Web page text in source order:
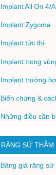
Implant All On 4/
Implant Zygoma
Implant tức thì
Implant trong
Implant trường
Biến chứng &
Những điều cần
SỨ THẪM
Bảng giá răng sứ